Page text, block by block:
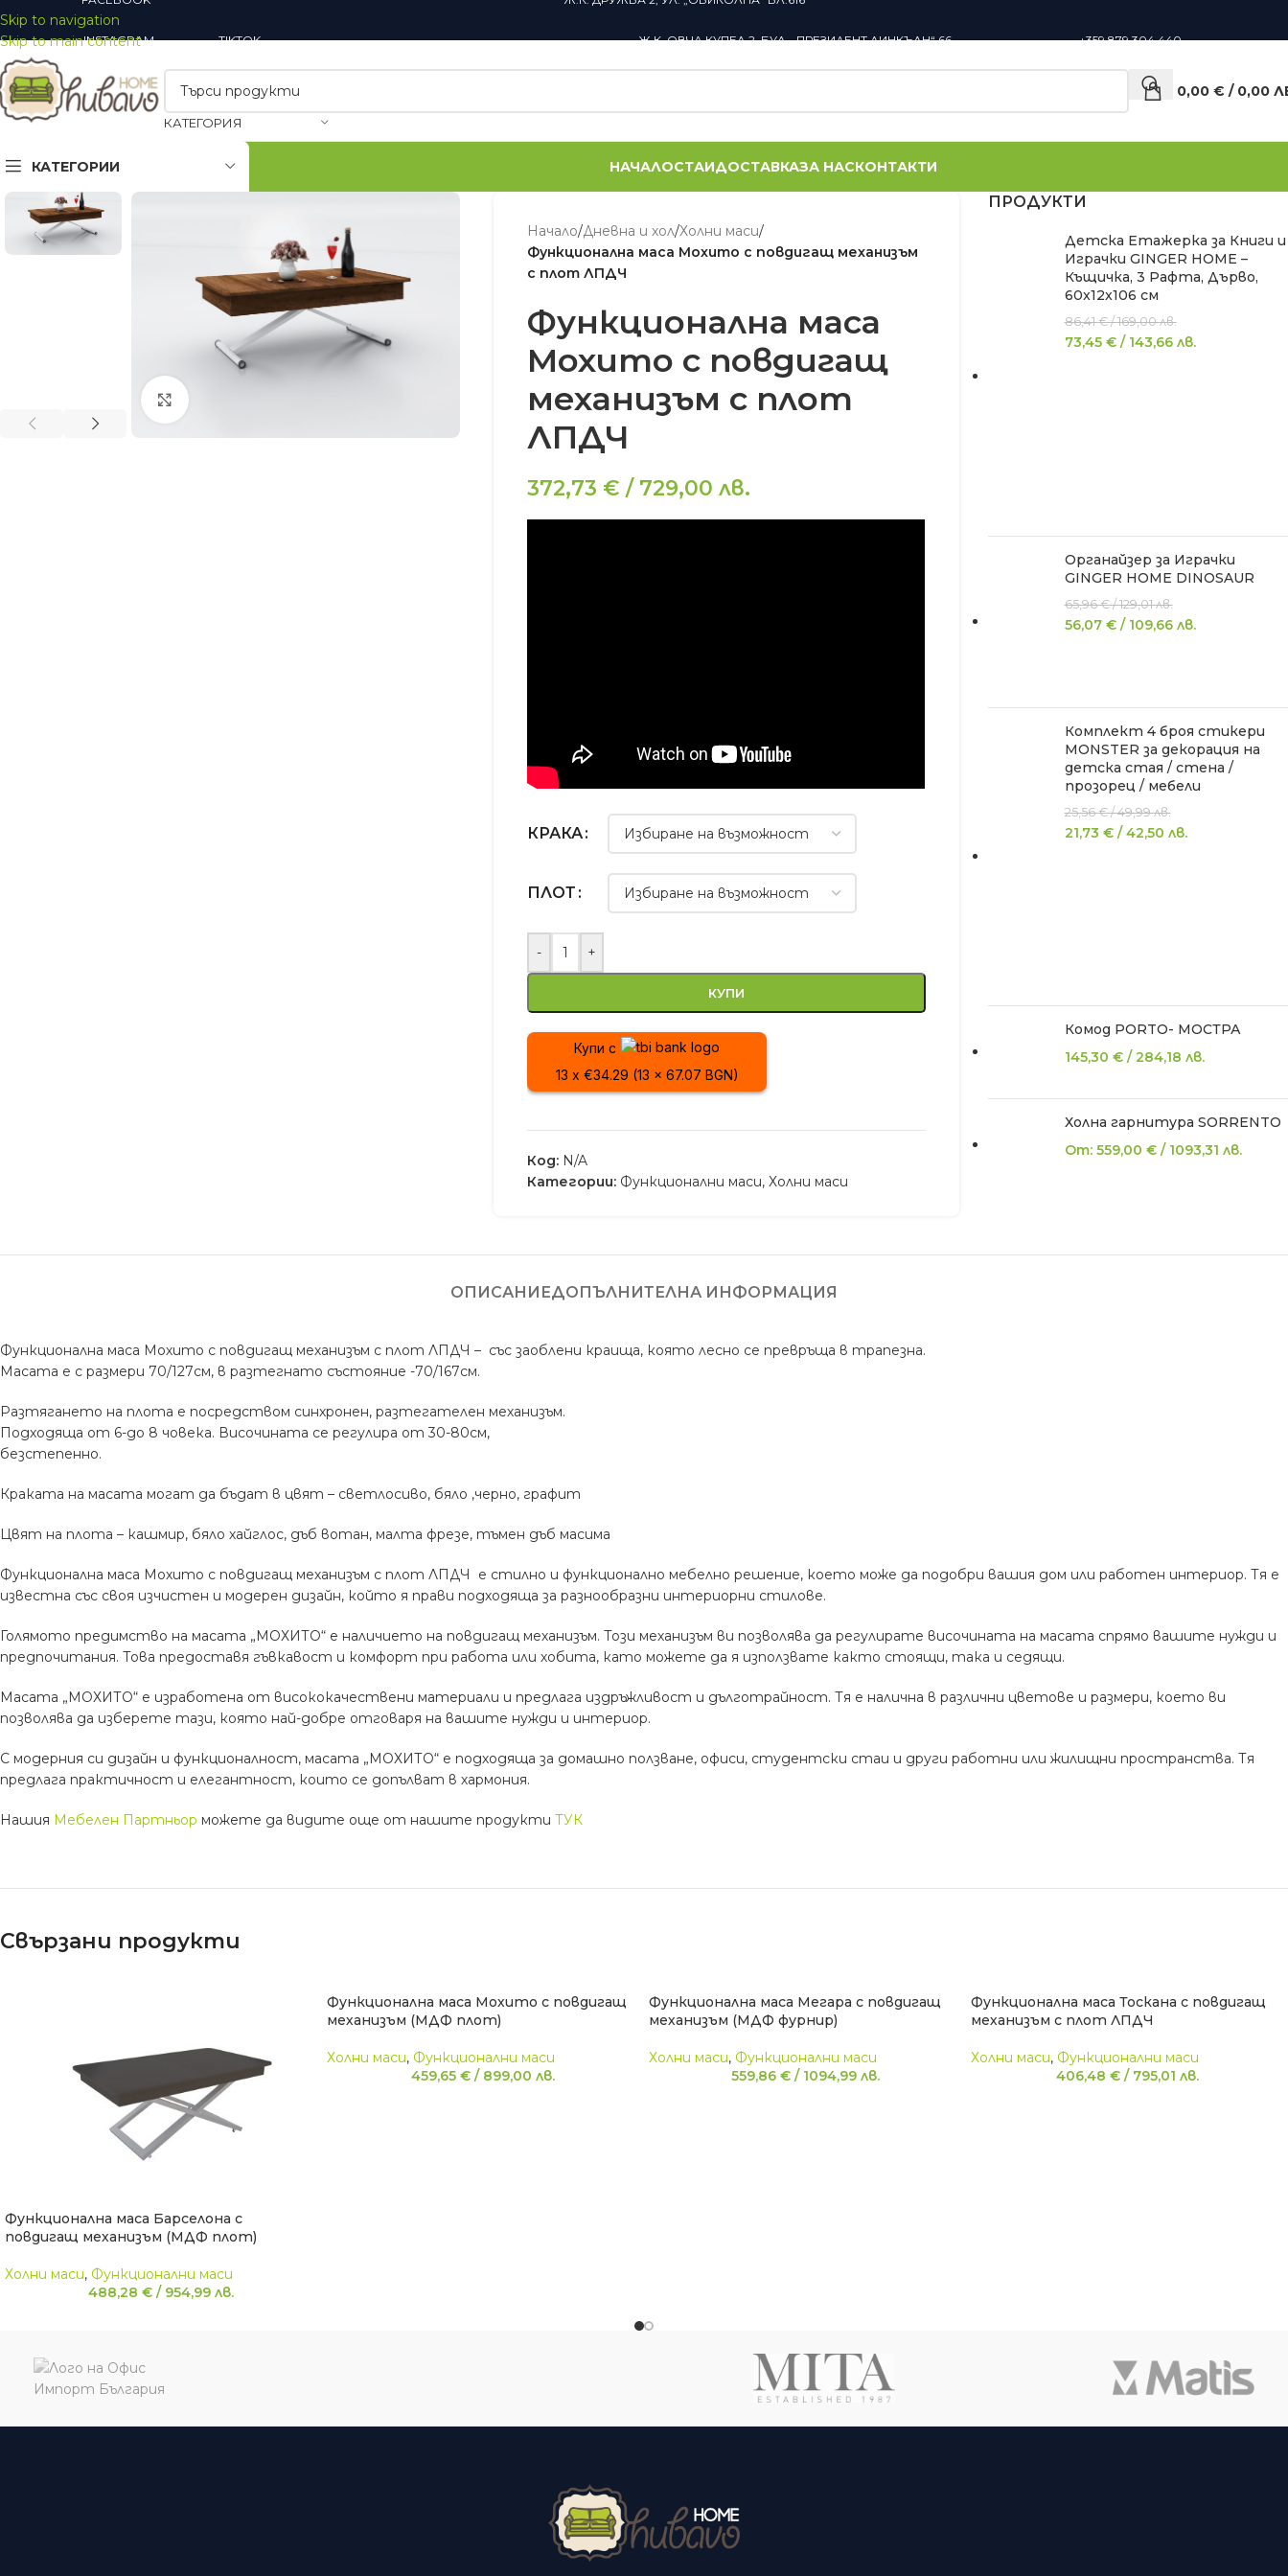
Skip to navigation
Skip to main content
INSTAGRAM TIKTOK Ж.К. ОВЧА КУПЕЛ 2, БУЛ. „ПРЕЗИДЕНТ ЛИНКЪЛН“ 66, +359 879 304 440
КАТЕГОРИЯ
0,00 € / 0,00
КАТЕГОРИИ
Закачалки
НАЧАЛОСТАИДОСТАВКАЗА НАСКОНТАКТИ
Начало/Дневна и хол/Холни маси/
Функционална маса Мохито с повдигащ механизъм
с плот ЛПДЧ
Функционална маса
Мохито с повдигащ
механизъм с плот
ЛПДЧ
372,73 € / 729,00лв.
КРАКА
ПЛОТ
- +
КУПИ
Купи с
13 x €34.29 (13 x 67.07 BGN)
Код: N/A
Категории: Функционални маси, Холни маси
ПРОДУКТИ
Детска Етажерка за Книги и
Играчки GINGER HOME –
Къщичка, 3 Рафта, Дърво,
60x12x106 см
86,41€ /169,00лв.
73,45 € / 143,66 лв.
Органайзер за Играчки
GINGER HOME DINOSAUR
65,96€ /129,01лв.
56,07 € / 109,66 лв.
Комплект 4 броя стикери
MONSTER за декорация на
детска стая / стена /
прозорец / мебели
25,56€ /49,99лв.
21,73 € /42,50 лв.
Комод PORTO- МОСТРА
145,30 € /284,18 лв.
Холна гарнитура SORRENTO
От: 559,00 € / 1093,31 лв.
ОПИСАНИЕДОПЪЛНИТЕЛНА ИНФОРМАЦИЯ
Функционална маса Мохито с повдигащ механизъм с плот ЛПДЧ – със заоблени краища, която лесно се превръща в трапезна.
Масата е с размери 70/127см, в разтегнато състояние -70/167см.
Разтягането на плота е посредством синхронен, разтегателен механизъм.
Подходяща от 6-до 8 човека. Височината се регулира от 30-80см,
безстепенно.
Краката на масата могат да бъдат в цвят – светлосиво, бяло ,черно, графит
Цвят на плота – кашмир, бяло хайглос, дъб вотан, малта фрезе, тъмен дъб масима
Функционална маса Мохито с повдигащ механизъм с плот ЛПДЧ е стилно и функционално мебелно решение, което може да подобри вашия дом или работен интериор. Тя е
известна със своя изчистен и модерен дизайн, който я прави подходяща за разнообразни интериорни стилове.
Голямото предимство на масата „МОХИТО“ е наличието на повдигащ механизъм. Този механизъм ви позволява да регулирате височината на масата спрямо вашите нужди и
предпочитания. Това предоставя гъвкавост и комфорт при работа или хобита, като можете да я използвате както стоящи, така и седящи.
Масата „МОХИТО“ е изработена от висококачествени материали и предлага издръжливост и дълготрайност. Тя е налична в различни цветове и размери, което ви
позволява да изберете тази, която най-добре отговаря на вашите нужди и интериор.
С модерния си дизайн и функционалност, масата „МОХИТО“ е подходяща за домашно ползване, офиси, студентски стаи и други работни или жилищни пространства. Тя
предлага практичност и елегантност, които се допълват в хармония.
Нашия Мебелен Партньор можете да видите още от нашите продукти ТУК
Свързани продукти
Функционална маса Барселона с
повдигащ механизъм (МДФ плот)
Холни маси, Функционални маси
488,28 € / 954,99 лв.
Функционална маса Мохито с повдигащ
механизъм (МДФ плот)
Холни маси, Функционални маси
459,65 € / 899,00 лв.
Функционална маса Мегара с повдигащ
механизъм (МДФ фурнир)
Холни маси, Функционални маси
559,86 € / 1094,99 лв.
Функционална маса Тоскана с повдигащ
механизъм с плот ЛПДЧ
Холни маси, Функционални маси
406,48 € / 795,01 лв.